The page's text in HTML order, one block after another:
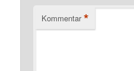
Kommentar *